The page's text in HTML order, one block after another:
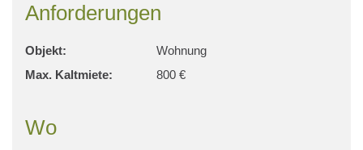
Anforderungen
Objekt:
Wohnung
Max. Kaltmiete:
800 €
Wo